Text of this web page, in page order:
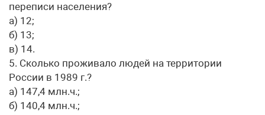
переписи населения?
а) 12;
б) 13;
в) 14.
5. Сколько проживало людей на территории
России в 1989 г.?
а) 147,4 млн.ч.;
б) 140,4 млн.ч.;